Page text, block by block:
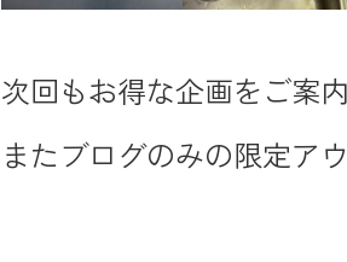
次回もお得な企画をご案
またブログのみの限定ア